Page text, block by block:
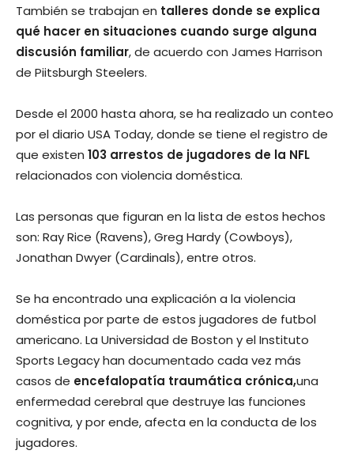
También se trabajan en talleres donde se explica
qué hacer en situaciones cuando surge alguna
discusión familiar, de acuerdo con James Harrison
de Piitsburgh Steelers.
Desde el 2000 hasta ahora, se ha realizado un conteo
por el diario USA Today, donde se tiene el registro de
que existen 103 arrestos de jugadores de la NFL
relacionados con violencia doméstica.
Las personas que figuran en la lista de estos hechos
son: Ray Rice (Ravens), Greg Hardy (Cowboys),
Jonathan Dwyer (Cardinals), entre otros.
Se ha encontrado una explicación a la violencia
doméstica por parte de estos jugadores de futbol
americano. La Universidad de Boston y el Instituto
Sports Legacy han documentado cada vez más
casos de encefalopatía traumática crónica,una
enfermedad cerebral que destruye las funciones
cognitiva, y por ende, afecta en la conducta de los
jugadores.